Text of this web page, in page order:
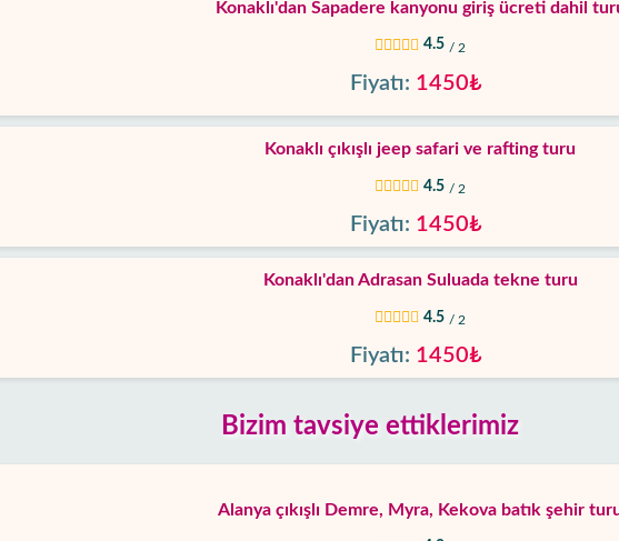
Konaklı'dan Sapadere kanyonu giriş ücreti dahil
4.5 / 2
Fiyatı: 1450₺
Konaklı çıkışlı jeep safari ve rafting turu
4.5 / 2
Fiyatı: 1450₺
Konaklı'dan Adrasan Suluada tekne turu
4.5 / 2
Fiyatı: 1450₺
Bizim tavsiye ettiklerimiz
Alanya çıkışlı Demre, Myra, Kekova batık şehir